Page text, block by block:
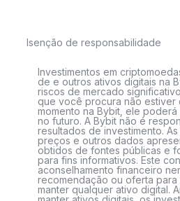
Isenção de responsabilidade
Investimentos em
de e outros ativos digitais na
riscos de mercado
que você procura não estiver
momento na Bybit, ele
no futuro. A Bybit não é
resultados de investimento.
preços e outros dados
obtidos de fontes públicas e
para fins informativos. Este
aconselhamento financeiro
recomendação ou oferta
manter qualquer ativo digital.